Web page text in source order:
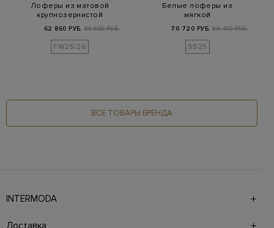
Лоферы из матовой
крупнозернистой
Pun…
62 860 РУБ. 89 800 РУБ.
FW25/26
Белые лоферы из
мягкой
кожи с простроч…
70 720 РУБ. 88 400 РУБ.
SS25
ВСЕ ТОВАРЫ БРЕНДА
INTERMODA
брендов на 4 этажах в самом центре города. На сайте
Доставка